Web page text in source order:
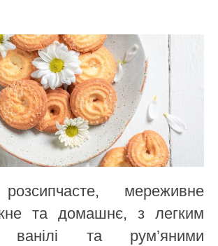
мереживне
та домашнє, з легким
ванілі та рум’яними